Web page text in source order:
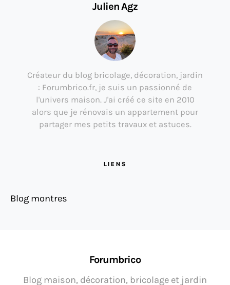
Julien Agz
Créateur du blog bricolage, décoration, jardin
: Forumbrico.fr, je suis un passionné de
l'univers maison. J'ai créé ce site en 2010
alors que je rénovais un appartement pour
partager mes petits travaux et astuces.
LIENS
Blog montres
Forumbrico
Blog maison, décoration, bricolage et jardin